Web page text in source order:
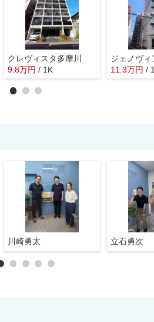
クレヴィスタ多摩川
9.8万円 / 1K 11.3万円 /
川崎勇太 立石勇次